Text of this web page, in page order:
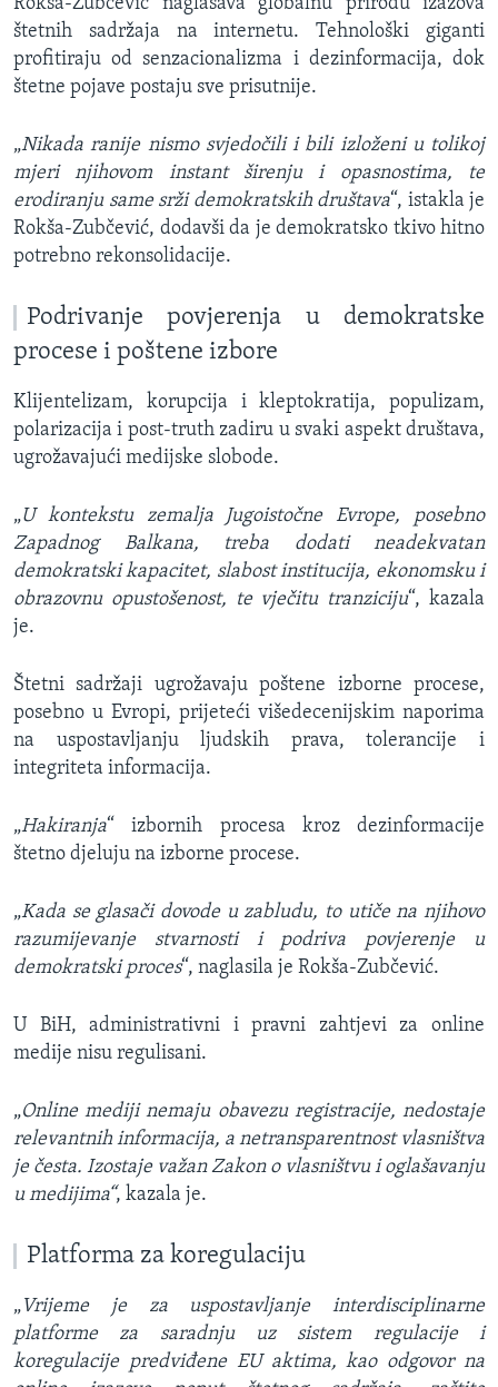
štetnih sadržaja na internetu. Tehnološki giganti
profitiraju od senzacionalizma i dezinformacija, dok
štetne pojave postaju sve prisutnije.
„Nikada ranije nismo svjedočili i bili izloženi u tolikoj
mjeri njihovom instant širenju i opasnostima, te
erodiranju same srži demokratskih društava“, istakla je
Rokša-Zubčević, dodavši da je demokratsko tkivo hitno
potrebno rekonsolidacije.
Podrivanje povjerenja u demokratske
procese i poštene izbore
Klijentelizam, korupcija i kleptokratija, populizam,
polarizacija i post-truth zadiru u svaki aspekt društava,
ugrožavajući medijske slobode.
„U kontekstu zemalja Jugoistočne Evrope, posebno
Zapadnog Balkana, treba dodati neadekvatan
demokratski kapacitet, slabost institucija, ekonomsku i
obrazovnu opustošenost, te vječitu tranziciju“, kazala
je.
Štetni sadržaji ugrožavaju poštene izborne procese,
posebno u Evropi, prijeteći višedecenijskim naporima
na uspostavljanju ljudskih prava, tolerancije i
integriteta informacija.
„Hakiranja“ izbornih procesa kroz dezinformacije
štetno djeluju na izborne procese.
„Kada se glasači dovode u zabludu, to utiče na njihovo
razumijevanje stvarnosti i podriva povjerenje u
demokratski proces“, naglasila je Rokša-Zubčević.
U BiH, administrativni i pravni zahtjevi za online
medije nisu regulisani.
„Online mediji nemaju obavezu registracije, nedostaje
relevantnih informacija, a netransparentnost vlasništva
je česta. Izostaje važan Zakon o vlasništvu i oglašavanju
u medijima“, kazala je.
Platforma za koregulaciju
„Vrijeme je za uspostavljanje interdisciplinarne
platforme za saradnju uz sistem regulacije i
koregulacije predviđene EU aktima, kao odgovor na